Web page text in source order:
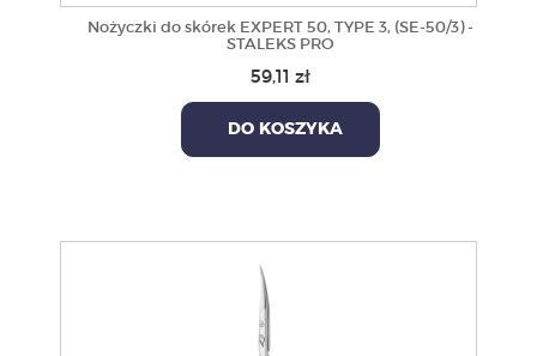
Nożyczki do skórek EXPERT 50, TYPE 3, (SE-50/3) -
STALEKS PRO
59,11 zł
DO KOSZYKA